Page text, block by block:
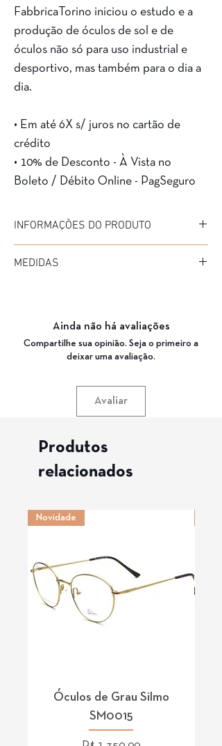
FabbricaTorino iniciou o estudo e a
produção de óculos de sol e de
óculos não só para uso industrial e
desportivo, mas também para o dia a
dia.
• Em até 6X s/ juros no cartão de
crédito
• 10% de Desconto - À Vista no
Boleto / Débito Online - PagSeguro
INFORMAÇÕES DO PRODUTO
Modelo: Montalcino
Garantia: 3 Meses
MEDIDAS
Ainda não há avaliações
Compartilhe sua opinião. Seja o primeiro a
deixar uma avaliação.
Avaliar
Produtos
relacionados
Novidade
Óculos de Grau Silmo
SM0015